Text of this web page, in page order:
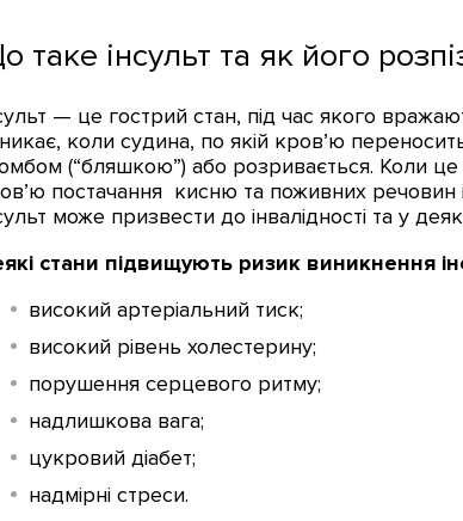
таке інсульт та як його
— це гострий стан, під час якого
коли судина, по якій кров’ю
(“бляшкою”) або розривається. Коли
постачання кисню та поживних речовин
може призвести до інвалідності та у
стани підвищують ризик виникнення
високий артеріальний тиск;
високий рівень холестерину;
порушення серцевого ритму;
надлишкова вага;
цукровий діабет;
надмірні стреси.